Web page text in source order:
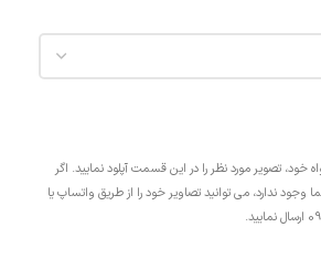
تصویر مورد نظر را در این قسمت آپلود نمایید. اگر
وجود ندارد، می توانید تصاویر خود را از طریق واتساپ یا